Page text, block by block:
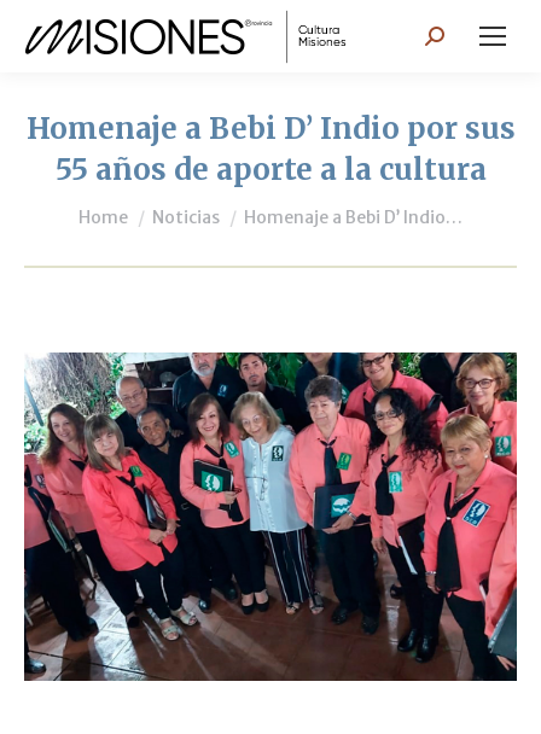
Search:
Homenaje a Bebi D’ Indio por sus
55 años de aporte a la cultura
You are here:
Home Noticias Homenaje a Bebi D’ Indio…